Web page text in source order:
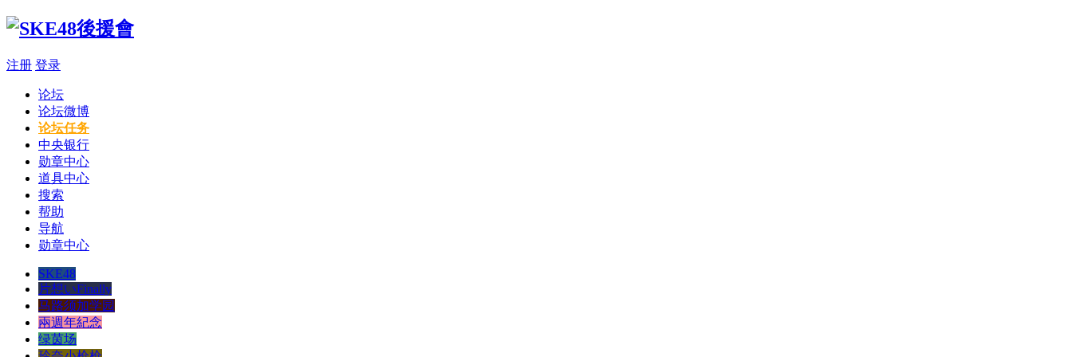
注册 登录
论坛
论坛微博
论坛任务
中央银行
勋章中心
道具中心
搜索
帮助
导航
勋章中心
SKE48
片想いFinally
马路须加学园
兩週年紀念
绿茵场